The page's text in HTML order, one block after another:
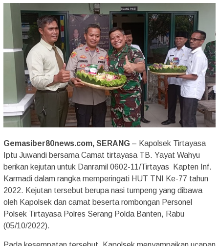
Gemasiber80news.com, SERANG – Kapolsek Tirtayasa
Iptu Juwandi bersama Camat tirtayasa TB. Yayat Wahyu
berikan kejutan untuk Danramil 0602-11/Tirtayas Kapten Inf.
Karmadi dalam rangka memperingati HUT TNI Ke-77 tahun
2022. Kejutan tersebut berupa nasi tumpeng yang dibawa
oleh Kapolsek dan camat beserta rombongan Personel
Polsek Tirtayasa Polres Serang Polda Banten, Rabu
(05/10/2022).